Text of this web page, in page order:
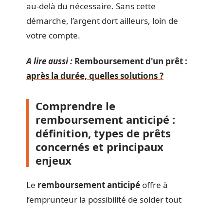
au-delà du nécessaire. Sans cette
démarche, l’argent dort ailleurs, loin de
votre compte.
A lire aussi : Remboursement d'un prêt :
après la durée, quelles solutions ?
Comprendre le
remboursement anticipé :
définition, types de prêts
concernés et principaux
enjeux
Le remboursement anticipé offre à
l’emprunteur la possibilité de solder tout